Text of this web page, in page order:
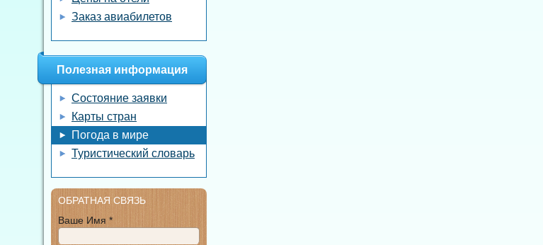
Заказ авиабилетов
Полезная информация
Состояние заявки
Карты стран
Погода в мире
Туристический словарь
ОБРАТНАЯ СВЯЗЬ
Ваше Имя *